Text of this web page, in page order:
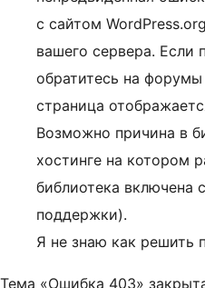
с сайтом
вашего сервера. Если
обратитесь на
страница
Возможно причина в
хостинге на котором
библиотека включена
поддержки).
Я не знаю как решить
Тема «Ошибка 403»